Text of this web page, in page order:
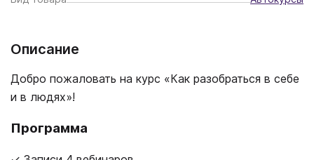
Описание
Добро пожаловать на курс «Как разобраться в себе
и в людях»!
Программа